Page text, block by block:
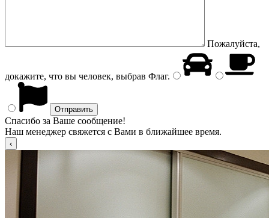
Пожалуйста,
докажите, что вы человек, выбрав Флаг.
Спасибо за Ваше сообщение!
Наш менеджер свяжется с Вами в ближайшее время.